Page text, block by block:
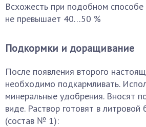
Всхожесть при подобном
не превышает 40…50 %
Подкормки и доращивание
После появления второго
необходимо подкармливать.
минеральные удобрения. Вносят
виде. Раствор готовят в
(состав № 1):